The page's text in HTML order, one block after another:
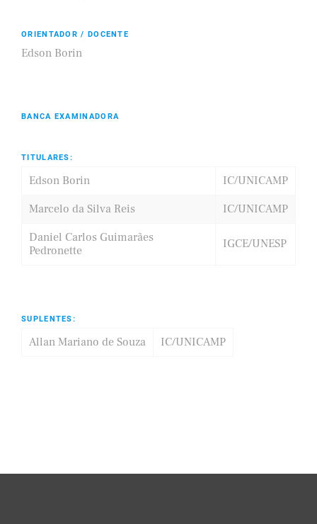
ORIENTADOR / DOCENTE
Edson Borin
BANCA EXAMINADORA
TITULARES:
Edson Borin
IC/UNICAMP
Marcelo da Silva Reis
IC/UNICAMP
Daniel Carlos Guimarães
Pedronette
IGCE/UNESP
SUPLENTES:
Allan Mariano de Souza IC/UNICAMP